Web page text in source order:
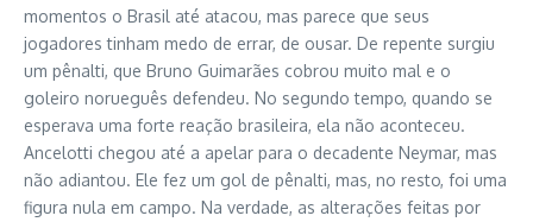
momentos o Brasil até atacou, mas parece que seus
jogadores tinham medo de errar, de ousar. De repente surgiu
um pênalti, que Bruno Guimarães cobrou muito mal e o
goleiro norueguês defendeu. No segundo tempo, quando se
esperava uma forte reação brasileira, ela não aconteceu.
Ancelotti chegou até a apelar para o decadente Neymar, mas
não adiantou. Ele fez um gol de pênalti, mas, no resto, foi uma
figura nula em campo. Na verdade, as alterações feitas por